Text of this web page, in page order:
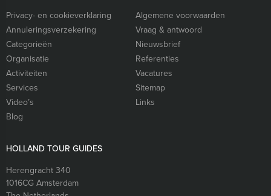
Privacy- en cookieverklaring
Algemene voorwaarden
Annuleringsverzekering
Vraag & antwoord
Categorieën
Nieuwsbrief
Organisatie
Referenties
Activiteiten
Vacatures
Services
Sitemap
Video’s
Links
Blog
HOLLAND TOUR GUIDES
Herengracht 340
1016CG Amsterdam